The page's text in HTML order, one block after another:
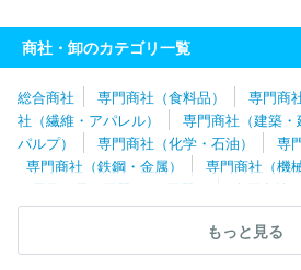
クリヤマジャパン株式会社
株式会社進
株式会社ＧＭＴ
株式会社カナエ
ー
タキイ種苗株式会社 山内金属株式
グリーンホスピタルサプライ株式会社
業株式会社
株式会社丹波屋 潮物産株
社
カネコ種苗株式会社 関東マルワ産
株式会社Ｔ４Ｃ
商社・卸のカテゴリ一覧
総合商社 専門商社（食料品） 専門商
社（繊維・アパレル）
専門商社（建築・
パルプ）
専門商社（化学・石油）
専
専門商社（鉄鋼・金属）
専門商社（機
（電子・電気機器・OA機器）
専門商社
器）
専門商社（医療機器）
専門商社
専門商社（スポーツ・レジャー用品）
もっと見る